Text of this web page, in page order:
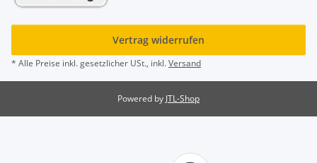
Vertrag widerrufen
* Alle Preise inkl. gesetzlicher USt., inkl.Versand
Powered by JTL-Shop